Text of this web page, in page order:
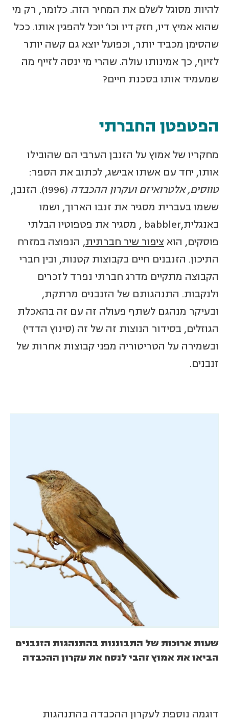
להיות מסוגל לשלם את המחיר הזה. כלומר, רק מי
שהוא אמיץ דיו, חזק דיו וכו' יוכל להפגין אותו. ככל
שהסימן מכביד יותר, וכפועל יוצא גם קשה יותר
לזיוף, כך אמינותו עולה. שהרי מי ינסה לזייף מה
שמעמיד אותו בסכנת חיים?
הפטפטן החברתי
מחקריו של אמוץ על הזנבן הערבי הם שהובילו
אותו, יחד עם אשתו אבישג, לכתוב את הספר:
טווסים, אלטרואיזם ועקרון ההכבדה
(1996). הזנבן,
ששמו בעברית מסגיר את זנבו הארוך, ושמו
באנגלית,babbler , מסגיר את פטפוטיו הבלתי
פוסקים, הוא ציפור שיר חברתית, הנפוצה במזרח
התיכון. הזנבנים חיים בקבוצות קטנות, ובין חברי
הקבוצה מתקיים מדרג חברתי נפרד לזכרים
ולנקבות. התנהגותם של הזנבנים מרתקת,
ובעיקר מנהגם לשתף פעולה זה עם זה בהאכלת
הגוזלים, בסידור הנוצות זה של זה (סינוץ הדדי)
ובשמירה על הטריטוריה מפני קבוצות אחרות של
זנבנים.
שעות ארוכות של התבוננות בהתנהגות הזנבנים
הביאו את אמוץ זהבי לנסח את עקרון ההכבדה
דוגמה נוספת לעקרון ההכבדה בהתנהגות